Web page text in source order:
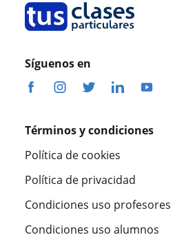
Síguenos en
Términos y condiciones
Política de cookies
Política de privacidad
Condiciones uso profesores
Condiciones uso alumnos